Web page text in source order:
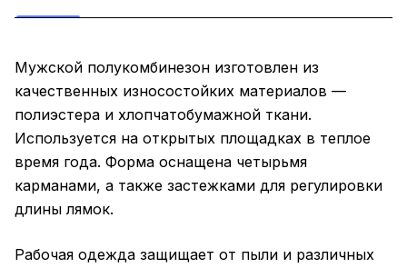
Мужской полукомбинезон изготовлен из
качественных износостойких материалов —
полиэстера и хлопчатобумажной ткани.
Используется на открытых площадках в теплое
время года. Форма оснащена четырьмя
карманами, а также застежками для регулировки
длины лямок.
Рабочая одежда защищает от пыли и различных